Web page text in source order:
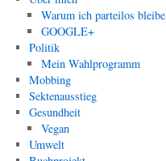
Warum ich parteilos bleibe
GOOGLE+
Politik
Mein Wahlprogramm
Mobbing
Sektenausstieg
Gesundheit
Vegan
Umwelt